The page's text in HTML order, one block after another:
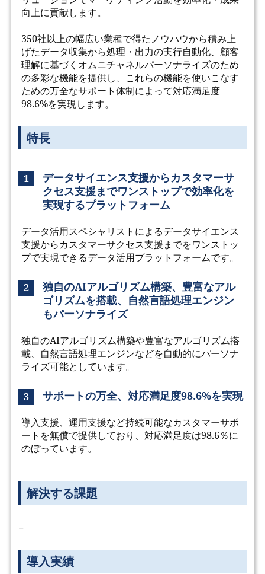
向上に貢献します。
350社以上の幅広い業種で得たノウハウから積み上
げたデータ収集から処理・出力の実行自動化、顧客
理解に基づくオムニチャネルパーソナライズのため
の多彩な機能を提供し、これらの機能を使いこなす
ための万全なサポート体制によって対応満足度
98.6%を実現します。
特長
1
データサイエンス支援からカスタマーサ
クセス支援までワンストップで効率化を
実現するプラットフォーム
データ活用スペシャリストによるデータサイエンス
支援からカスタマーサクセス支援までをワンストッ
プで実現できるデータ活用プラットフォームです。
2
独自のAIアルゴリズム構築、豊富なアル
ゴリズムを搭載、自然言語処理エンジン
もパーソナライズ
独自のAIアルゴリズム構築や豊富なアルゴリズム搭
載、自然言語処理エンジンなどを自動的にパーソナ
ライズ可能としています。
3 サポートの万全、対応満足度98.6%を実現
導入支援、運用支援など持続可能なカスタマーサポ
ートを無償で提供しており、対応満足度は98.6％に
のぼっています。
解決する課題
−
導入実績